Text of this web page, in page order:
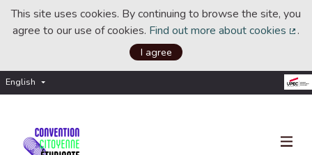
This site uses cookies. By continuing to browse the site, you
agree to our use of cookies. Find out more about cookies .
I agree
English Choisir la langue